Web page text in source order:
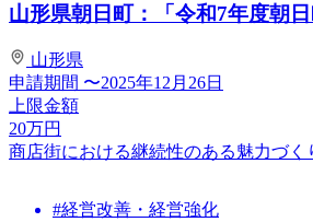
山形県朝日町：「令和7年度朝
山形県
申請期間 〜2025年12月26日
上限金額
20万円
商店街における継続性のある魅力づ
#経営改善・経営強化